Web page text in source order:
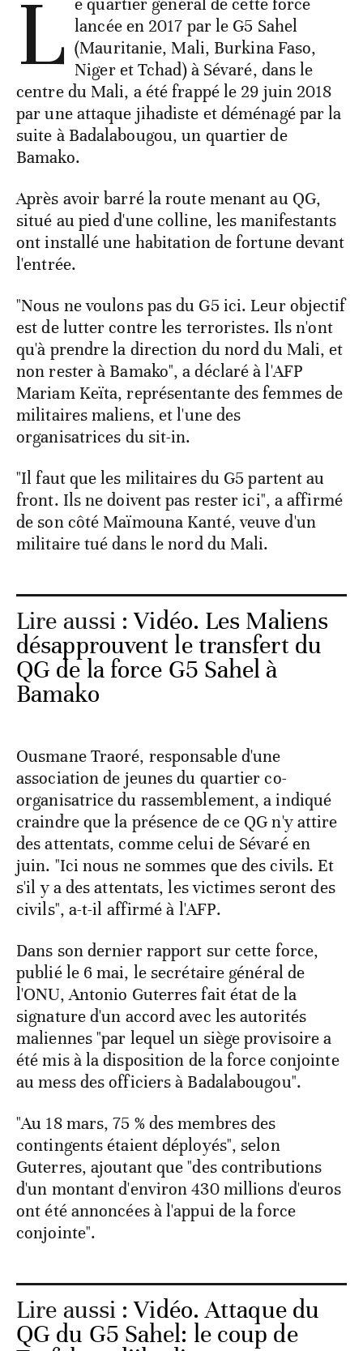
L e quartier général de cette force
lancée en 2017 par le G5 Sahel
(Mauritanie, Mali, Burkina Faso,
Niger et Tchad) à Sévaré, dans le
centre du Mali, a été frappé le 29 juin 2018
par une attaque jihadiste et déménagé par la
suite à Badalabougou, un quartier de
Bamako.
Après avoir barré la route menant au QG,
situé au pied d'une colline, les manifestants
ont installé une habitation de fortune devant
l'entrée.
"Nous ne voulons pas du G5 ici. Leur objectif
est de lutter contre les terroristes. Ils n'ont
qu'à prendre la direction du nord du Mali, et
non rester à Bamako", a déclaré à l'AFP
Mariam Keïta, représentante des femmes de
militaires maliens, et l'une des
organisatrices du sit-in.
"Il faut que les militaires du G5 partent au
front. Ils ne doivent pas rester ici", a affirmé
de son côté Maïmouna Kanté, veuve d'un
militaire tué dans le nord du Mali.
Lire aussi :Vidéo. Les Maliens
désapprouvent le transfert du
QG de la force G5 Sahel à
Bamako
Ousmane Traoré, responsable d'une
association de jeunes du quartier co-
organisatrice du rassemblement, a indiqué
craindre que la présence de ce QG n'y attire
des attentats, comme celui de Sévaré en
juin. "Ici nous ne sommes que des civils. Et
s'il y a des attentats, les victimes seront des
civils", a-t-il affirmé à l'AFP.
Dans son dernier rapport sur cette force,
publié le 6 mai, le secrétaire général de
l'ONU, Antonio Guterres fait état de la
signature d'un accord avec les autorités
maliennes "par lequel un siège provisoire a
été mis à la disposition de la force conjointe
au mess des officiers à Badalabougou".
"Au 18 mars, 75 % des membres des
contingents étaient déployés", selon
Guterres, ajoutant que "des contributions
d'un montant d'environ 430 millions d'euros
ont été annoncées à l'appui de la force
conjointe".
Lire aussi :Vidéo. Attaque du
QG du G5 Sahel: le coup de